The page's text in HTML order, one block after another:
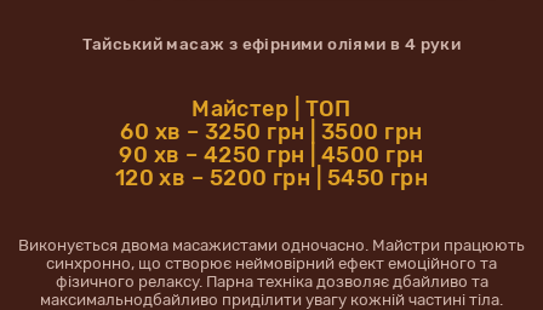
Тайський масаж з ефірними оліями в 4 руки
Майстер | ТОП
60 хв – 3250 грн | 3500 грн
90 хв – 4250 грн | 4500 грн
120 хв – 5200 грн | 5450 грн
Виконується двома масажистами одночасно. Майстри працюють
синхронно, що створює неймовірний ефект емоційного та
фізичного релаксу. Парна техніка дозволяє дбайливо та
максимальнодбайливо приділити увагу кожній частині тіла.